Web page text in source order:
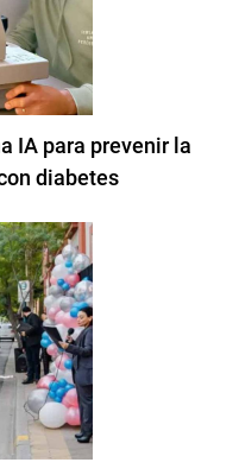
IA para prevenir la
diabetes